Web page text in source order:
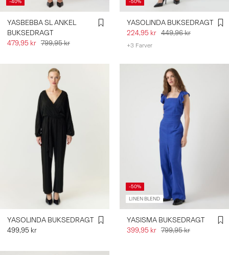
-40%
YASBEBBA SL ANKEL
BUKSEDRAGT
479,95 kr 799,95 kr
-50%
YASOLINDA BUKSEDRAGT
224,95 kr 449,96 kr
+3 Farver
YASOLINDA BUKSEDRAGT
499,95 kr
-50%
LINEN BLEND
YASISMA BUKSEDRAGT
399,95 kr 799,95 kr